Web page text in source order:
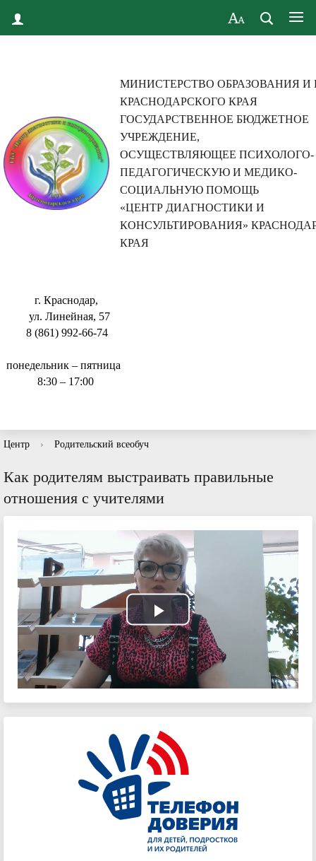
МИНИСТЕРСТВО ОБРАЗОВАНИЯ И
КРАСНОДАРСКОГО КРАЯ
ГОСУДАРСТВЕННОЕ БЮДЖЕТНОЕ
УЧРЕЖДЕНИЕ,
ОСУЩЕСТВЛЯЮЩЕЕ ПСИХОЛОГО-
ПЕДАГОГИЧЕСКУЮ И МЕДИКО-
СОЦИАЛЬНУЮ ПОМОЩЬ
«ЦЕНТР ДИАГНОСТИКИ И
КОНСУЛЬТИРОВАНИЯ»
КРАЯ
г. Краснодар,
ул. Линейная, 57
8 (861) 992-66-74
понедельник – пятница
8:30 – 17:00
Центр › Родительский всеобуч
Как родителям выстраивать правильные
отношения с учителями
Play
Video